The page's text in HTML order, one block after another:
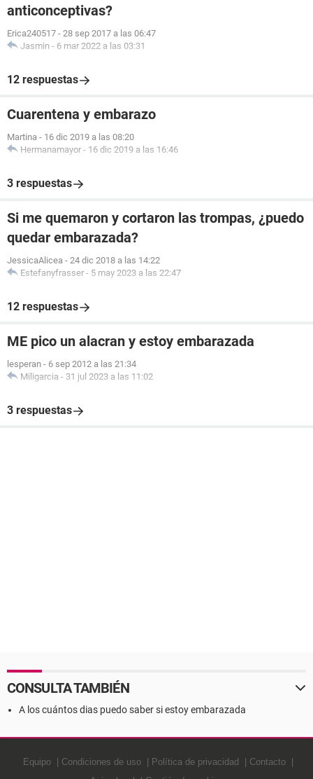
anticonceptivas?
Erica240517 - 28 sep 2017 a las 06:47
Jasmin - 6 mar 2022 a las 03:31
12 respuestas
Cuarentena y embarazo
Martina - 16 dic 2019 a las 08:20
Hermanamayor - 16 dic 2019 a las 16:46
3 respuestas
Si me quemaron y cortaron las trompas, ¿puedo
quedar embarazada?
JessicaAlicea - 24 dic 2018 a las 14:22
Estefanyfrasser - 5 may 2023 a las 22:47
12 respuestas
ME pico un alacran y estoy embarazada
lesperan - 6 sep 2012 a las 21:34
Miligarcia - 31 jul 2023 a las 11:02
3 respuestas
CONSULTA TAMBIÉN
A los cuántos dias puedo saber si estoy embarazada
Equipo Condiciones de uso Política de privacidad
Contacto